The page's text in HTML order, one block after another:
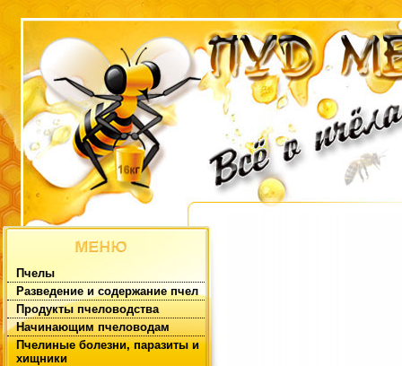
Пчелы
Разведение и содержание пчел
Продукты пчеловодства
Начинающим пчеловодам
Пчелиные болезни, паразиты и
хищники